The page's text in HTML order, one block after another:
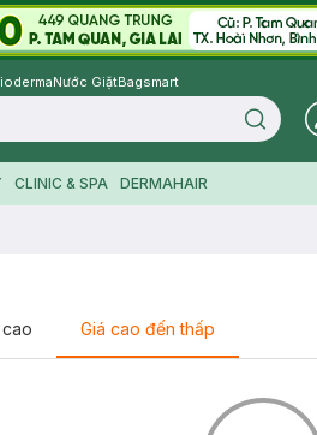
Nước GiặtBagsmart
Search
CLINIC & SPA DERMAHAIR
Giá cao đến thấp